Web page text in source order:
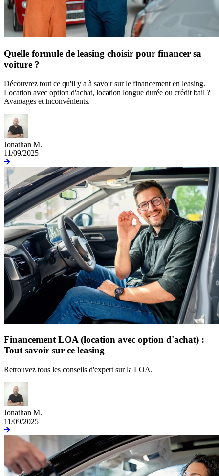
Quelle formule de leasing choisir pour financer sa
voiture ?
Découvrez tout ce qu'il y a à savoir sur le financement en leasing.
Location avec option d'achat, location longue durée ou crédit bail ?
Avantages et inconvénients.
Jonathan M.
11/09/2025
Financement LOA (location avec option d'achat) :
Tout savoir sur ce leasing
Retrouvez tous les conseils d'expert sur la LOA.
Jonathan M.
11/09/2025